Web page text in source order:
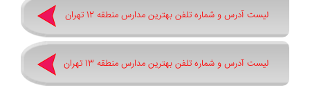
لیست آدرس و شماره تلفن بهترین مدارس منطقه 12 تهران
لیست آدرس و شماره تلفن بهترین مدارس منطقه 13 تهران